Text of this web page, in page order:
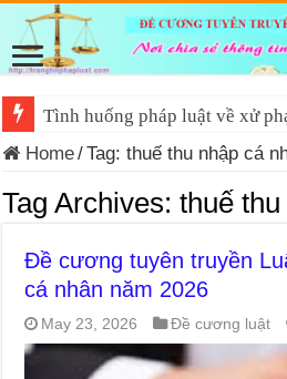
Tình huống pháp luật về xử
Home/Tag:thuế thu nhập cá
Tag Archives:thuế
Đề cương tuyên truyền
cá nhân năm 2026
May 23, 2026 Đề cương luật